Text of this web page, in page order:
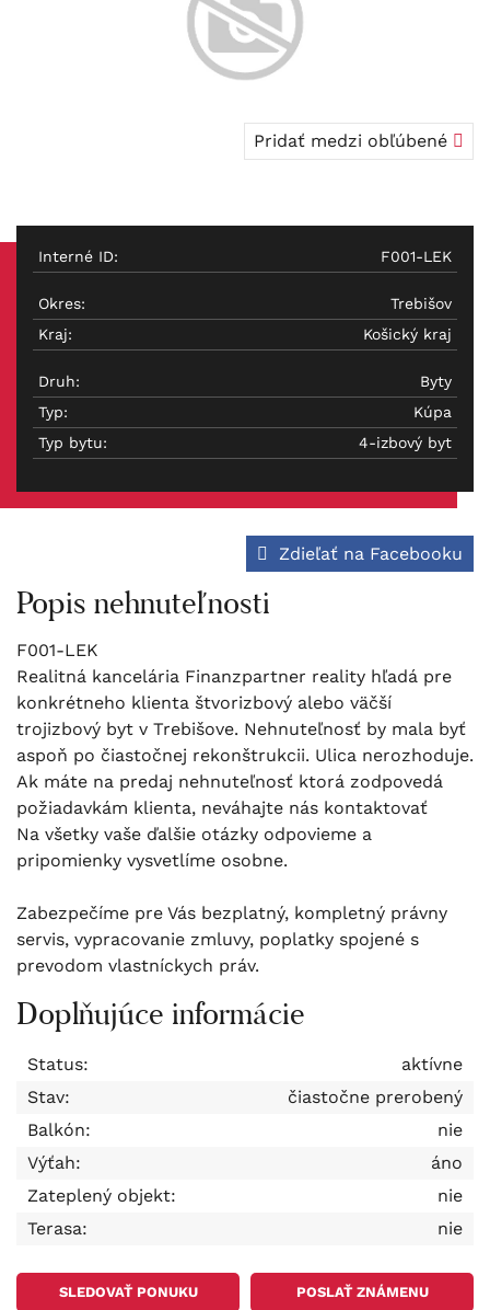
Pridať medzi obľúbené
Interné ID: F001-LEK
Okres:
Trebišov
Kraj:
Košický kraj
Druh:
Byty
Typ:
Kúpa
Typ bytu:
4-izbový byt
Popis nehnuteľnosti
Zdieľať na Facebooku
F001-LEK
Realitná kancelária Finanzpartner reality hľadá pre
konkrétneho klienta štvorizbový alebo väčší
trojizbový byt v Trebišove. Nehnuteľnosť by mala byť
aspoň po čiastočnej rekonštrukcii. Ulica nerozhoduje.
Ak máte na predaj nehnuteľnosť ktorá zodpovedá
požiadavkám klienta, neváhajte nás kontaktovať
Na všetky vaše ďalšie otázky odpovieme a
pripomienky vysvetlíme osobne.
Zabezpečíme pre Vás bezplatný, kompletný právny
servis, vypracovanie zmluvy, poplatky spojené s
prevodom vlastníckych práv.
Doplňujúce informácie
Status:
aktívne
Stav:
čiastočne prerobený
Balkón:
nie
Výťah:
áno
Zateplený objekt:
nie
Terasa:
nie
SLEDOVAŤ PONUKU POSLAŤ ZNÁMENU